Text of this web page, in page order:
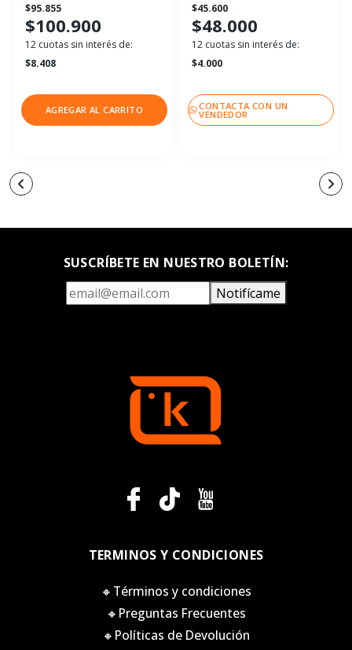
$95.855
$100.900
12 cuotas sin interés de:
$8.408
AGREGAR AL CARRITO
$45.600
$48.000
12 cuotas sin interés de:
$4.000
CONTACTA CON UN
VENDEDOR
SUSCRÍBETE EN NUESTRO BOLETÍN:
Notifícame
TERMINOS Y CONDICIONES
🔸Términos y condiciones
🔸Preguntas Frecuentes
🔸Políticas de Devolución